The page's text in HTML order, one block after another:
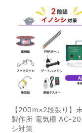
汗による不快感や
冷えを防ぐために
乾性に優れた衣類
付けましょう。山
や石、草が密集し
す。上着はTシャ
いませんが、ケガ
ツを着用してくだ
ただし、忍び猟で
【200m×2段張り】
製作所 電気柵 AC-20
シ対策